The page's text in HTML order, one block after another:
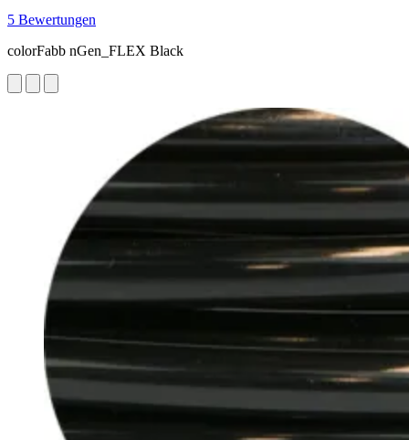
5 Bewertungen
colorFabb nGen_FLEX Black